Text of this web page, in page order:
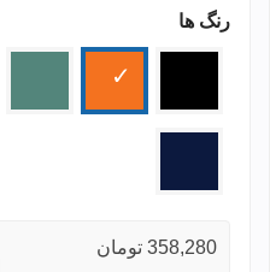
ادامه مطلب +
رنگ ها
پرتقالی
358,280 تومان